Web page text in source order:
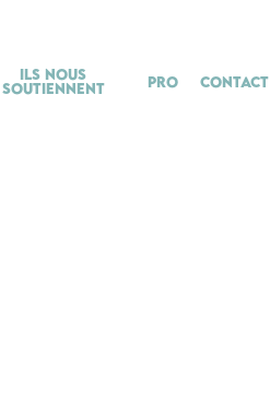
Ils nous
soutiennent
Pro Contact